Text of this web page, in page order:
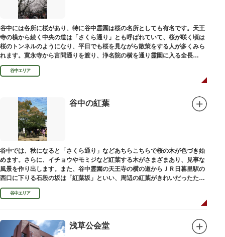
谷中には各所に桜があり、特に谷中霊園は桜の名所としても有名です。天王
寺の横から続く中央の道は「さくら通り」とも呼ばれていて、桜が咲く頃は
桜のトンネルのようになり、平日でも桜を見ながら散策をする人が多くみら
れます。寛永寺から言問通りを渡り、浄名院の横を通り霊園に入る全長
100mの桜並木や、霊園内に点在する大木なども見事です。
谷中エリア
谷中の紅葉
谷中では、秋になると「さくら通り」などあちらこちらで桜の木が色づき始
めます。さらに、イチョウやモミジなど紅葉する木がさまざまあり、見事な
風景を作り出します。また、谷中霊園の天王寺の横の道からＪＲ日暮里駅の
西口に下りる石段の坂は「紅葉坂」といい、周辺の紅葉がきれいだったため
このように命名されたという説があります。
谷中エリア
浅草公会堂